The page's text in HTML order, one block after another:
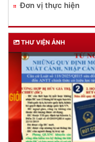
Đơn vị thực hiện
THƯ VIỆN ẢNH